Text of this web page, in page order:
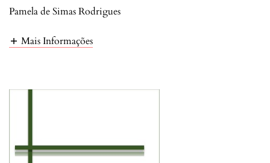
Pamela de Simas Rodrigues
Mais Informações